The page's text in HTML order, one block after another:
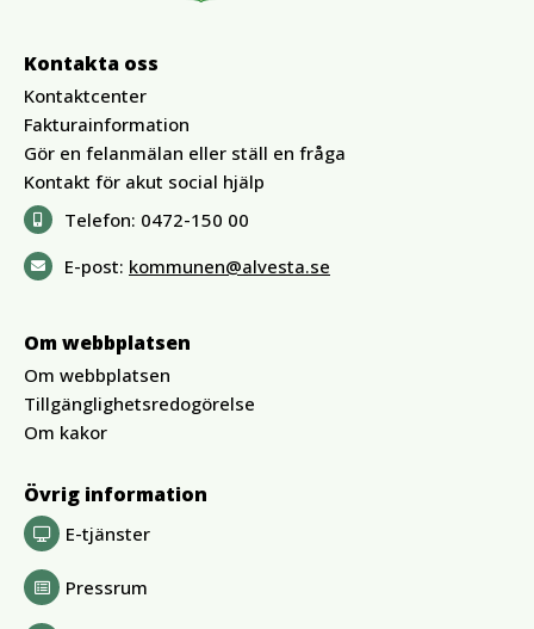
Kontakta oss
Kontaktcenter
Fakturainformation
Gör en felanmälan eller ställ en fråga
Kontakt för akut social hjälp
Telefon: 0472-150 00
E-post: kommunen@alvesta.se
Om webbplatsen
Om webbplatsen
Tillgänglighetsredogörelse
Om kakor
Övrig information
E-tjänster
Pressrum